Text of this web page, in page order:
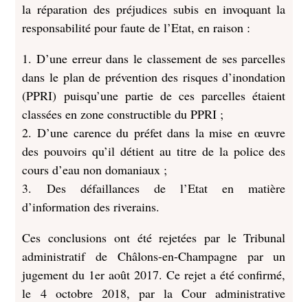
la réparation des préjudices subis en invoquant la
responsabilité pour faute de l’Etat, en raison :
1. D’une erreur dans le classement de ses parcelles
dans le plan de prévention des risques d’inondation
(PPRI) puisqu’une partie de ces parcelles étaient
classées en zone constructible du PPRI ;
2. D’une carence du préfet dans la mise en œuvre
des pouvoirs qu’il détient au titre de la police des
cours d’eau non domaniaux ;
3. Des défaillances de l’Etat en matière
d’information des riverains.
Ces conclusions ont été rejetées par le Tribunal
administratif de Châlons-en-Champagne par un
jugement du 1er août 2017. Ce rejet a été confirmé,
le 4 octobre 2018, par la Cour administrative